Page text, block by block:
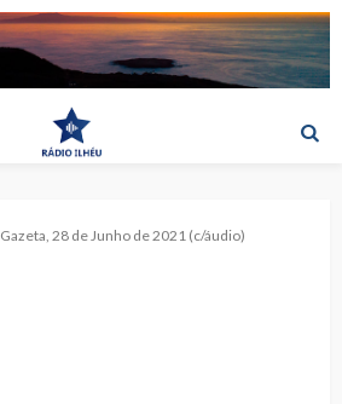
Gazeta, 28 de Junho de 2021 (c/áudio)